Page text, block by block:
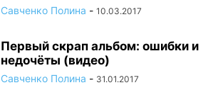
Савченко Полина - 10.03.2017
Первый скрап альбом: ошибки и
недочёты (видео)
Савченко Полина - 31.01.2017